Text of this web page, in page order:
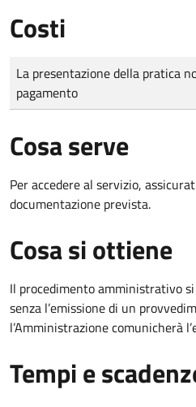
Costi
Tipo di pagamento
Importo
La presentazione della pratica
pagamento
Cosa serve
Per accedere al servizio,
documentazione prevista.
Cosa si ottiene
Il procedimento amministrativo
senza l’emissione di un
l’Amministrazione comunicherà
Tempi e